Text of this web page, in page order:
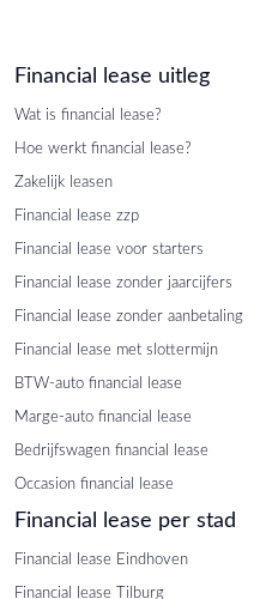
Financial lease uitleg
Wat is financial lease?
Hoe werkt financial lease?
Zakelijk leasen
Financial lease zzp
Financial lease voor starters
Financial lease zonder jaarcijfers
Financial lease zonder aanbetaling
Financial lease met slottermijn
BTW-auto financial lease
Marge-auto financial lease
Bedrijfswagen financial lease
Occasion financial lease
Financial lease per stad
Financial lease Eindhoven
Financial lease Tilburg